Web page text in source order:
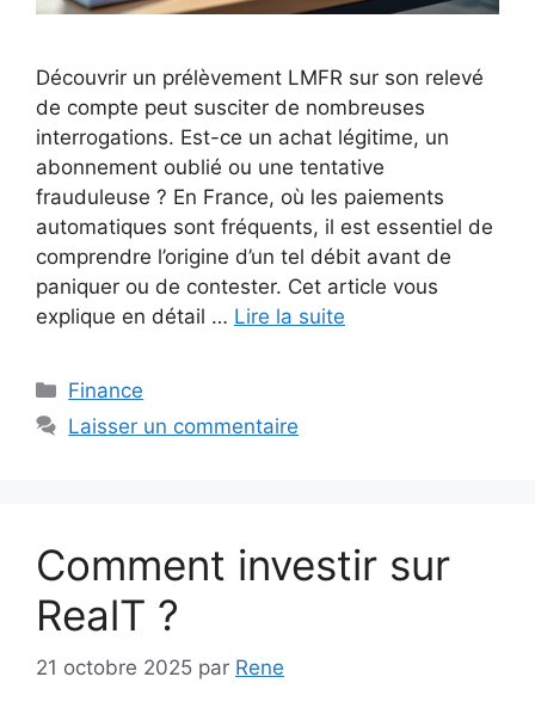
Découvrir un prélèvement LMFR sur son relevé
de compte peut susciter de nombreuses
interrogations. Est-ce un achat légitime, un
abonnement oublié ou une tentative
frauduleuse ? En France, où les paiements
automatiques sont fréquents, il est essentiel de
comprendre l’origine d’un tel débit avant de
paniquer ou de contester. Cet article vous
explique en détail … Lire la suite
Catégories
Finance
Laisser un commentaire
Comment investir sur
RealT ?
21 octobre 2025 par Rene